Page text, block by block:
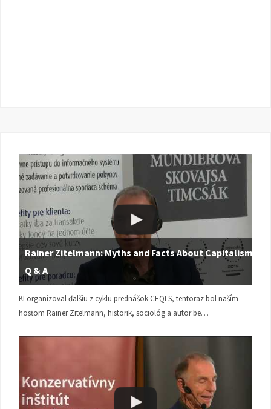
Rainer Zitelmann: Myths and Facts About Capitalism |
Q & A
KI organizoval ďalšiu z cyklu prednášok CEQLS, tentoraz bol naším
hosťom Rainer Zitelmann, historik, sociológ a autor be…